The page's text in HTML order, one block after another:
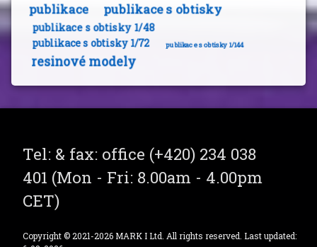
publikace publikace s obtisky
publikace s obtisky 1/48
publikace s obtisky 1/72 publikace s obtisky 1/144
resinové modely
Tel: & fax: office (+420) 234 038
401 (Mon - Fri: 8.00am - 4.00pm
CET)
Copyright © 2021-2026 MARK I Ltd. All rights reserved. Last updated: